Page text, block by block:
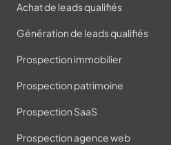
Achat de leads qualifiés
Génération de leads qualifiés
Prospection immobilier
Prospection patrimoine
Prospection SaaS
Prospection agence web